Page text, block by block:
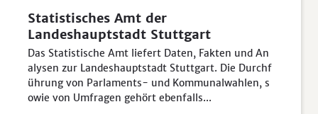
Statistisches Amt der
Landeshauptstadt Stuttgart
Das Statistische Amt liefert Daten, Fakten und An
alysen zur Landeshauptstadt Stuttgart. Die Durchf
ührung von Parlaments- und Kommunalwahlen, s
owie von Umfragen gehört ebenfalls...